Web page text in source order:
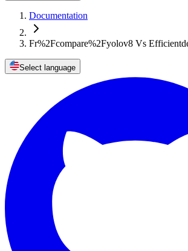
Documentation
Fr%2Fcompare%2Fyolov8 Vs
Select language